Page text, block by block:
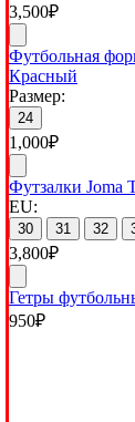
3,500₽
Футбольная
Красный
Размер:
24
1,000₽
Футзалки Joma
EU:
30 31 32
3,800₽
Гетры
950₽